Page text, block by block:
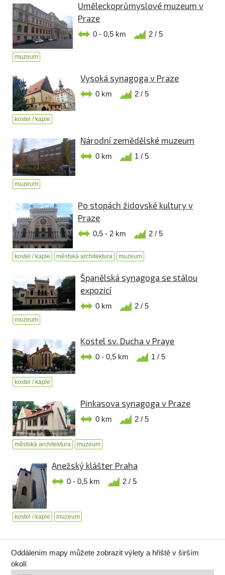
Uměleckoprůmyslové muzeum v
Praze
0 - 0,5 km 2 / 5
muzeum
Vysoká synagoga v Praze
0 km 2 / 5
kostel / kaple
Národní zemědělské muzeum
0 km 1 / 5
muzeum
Po stopách židovské kultury v
Praze
0,5 - 2 km 2 / 5
kostel / kaple městská architektura muzeum
Španělská synagoga se stálou
expozicí
0 km 2 / 5
muzeum
Kostel sv. Ducha v Praye
0 - 0,5 km 1 / 5
kostel / kaple
Pinkasova synagoga v Praze
0 km 2 / 5
městská architektura muzeum
Anežský klášter Praha
0 - 0,5 km 2 / 5
kostel / kaple muzeum
Oddálením mapy můžete zobrazit výlety a hřiště v širším
okolí